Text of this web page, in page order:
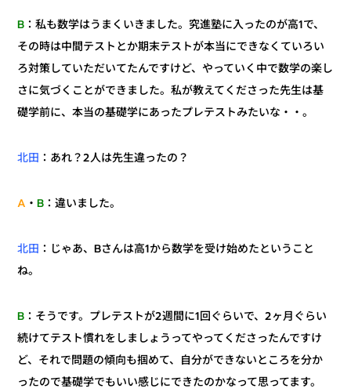
B ：私も数学はうまくいきました。究進塾に入ったのが高1で、
その時は中間テストとか期末テストが本当にできなくていろい
ろ対策していただいてたんですけど、やっていく中で数学の楽し
さに気づくことができました。私が教えてくださった先生は基
礎学前に、本当の基礎学にあったプレテストみたいな・・。
北田 ：あれ？2人は先生違ったの？
A ・B ：違いました。
北田 ：じゃあ、Bさんは高1から数学を受け始めたということ
ね。
B ：そうです。プレテストが2週間に1回ぐらいで、2ヶ月ぐらい
続けてテスト慣れをしましょうってやってくださったんですけ
ど、それで問題の傾向も掴めて、自分ができないところを分か
ったので基礎学でもいい感じにできたのかなって思ってます。